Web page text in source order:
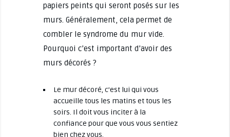
papiers peints qui seront posés sur les
murs. Généralement, cela permet de
combler le syndrome du mur vide.
Pourquoi c’est important d’avoir des
murs décorés ?
Le mur décoré, c’est lui qui vous
accueille tous les matins et tous les
soirs. Il doit vous inciter à la
confiance pour que vous vous sentiez
bien chez vous.